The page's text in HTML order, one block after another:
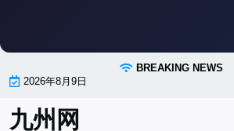
content
BREAKING NEWS
2026年8月9日
九州网